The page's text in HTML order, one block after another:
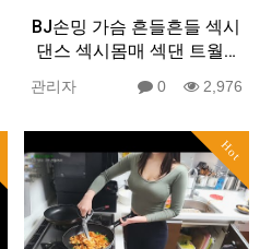
BJ손밍 가슴 흔들흔들 섹시
댄스 섹시몸매 섹댄 트월…
관리자 0 2,976
Hot